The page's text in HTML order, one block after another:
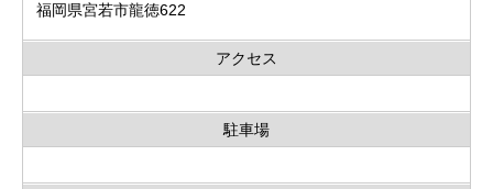
福岡県宮若市龍徳622
アクセス
駐車場